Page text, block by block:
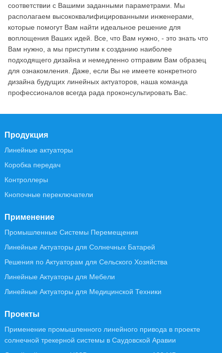
соответствии с Вашими заданными параметрами. Мы
располагаем высококвалифицированными инженерами,
которые помогут Вам найти идеальное решение для
воплощения Ваших идей. Все, что Вам нужно, - это знать что
Вам нужно, а мы приступим к созданию наиболее
подходящего дизайна и немедленно отправим Вам образец
для ознакомления. Даже, если Вы не имеете конкретного
дизайна будущих линейных актуаторов, наша команда
профессионалов всегда рада проконсультировать Вас.
Продукция
Линейные актуаторы
Коробка передач
Контроллеры
Кнопочные переключатели
Применение
Промышленные Системы Перемещения
Линейные Актуаторы для Солнечных Батарей
Решения по Актуаторам для Сельского Хозяйства
Линейные Актуаторы для Мебели
Линейные Актуаторы для Медицинской Техники
Проекты
Применение промышленного линейного привода в проекте
солнечной трекерной системы в Саудовской Аравии